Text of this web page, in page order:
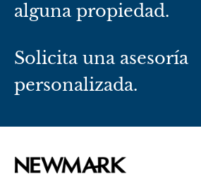
alguna propiedad.
Solicita una asesoría
personalizada.